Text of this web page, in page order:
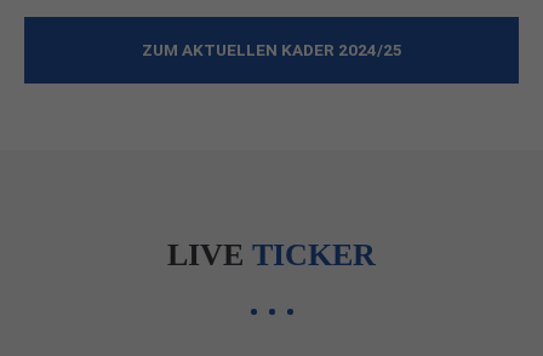
ZUM AKTUELLEN KADER 2024/25
LIVE TICKER